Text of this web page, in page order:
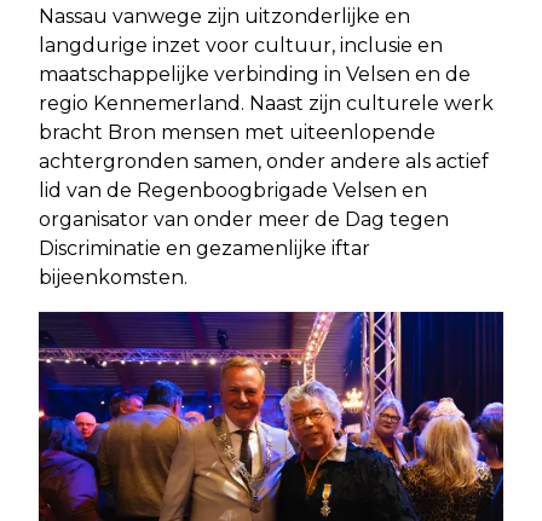
Nassau vanwege zijn uitzonderlijke en
langdurige inzet voor cultuur, inclusie en
maatschappelijke verbinding in Velsen en de
regio Kennemerland. Naast zijn culturele werk
bracht Bron mensen met uiteenlopende
achtergronden samen, onder andere als actief
lid van de Regenboogbrigade Velsen en
organisator van onder meer de Dag tegen
Discriminatie en gezamenlijke iftar
bijeenkomsten.